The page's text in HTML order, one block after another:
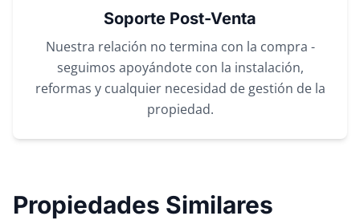
Soporte Post-Venta
Nuestra relación no termina con la compra -
seguimos apoyándote con la instalación,
reformas y cualquier necesidad de gestión de la
propiedad.
Propiedades Similares